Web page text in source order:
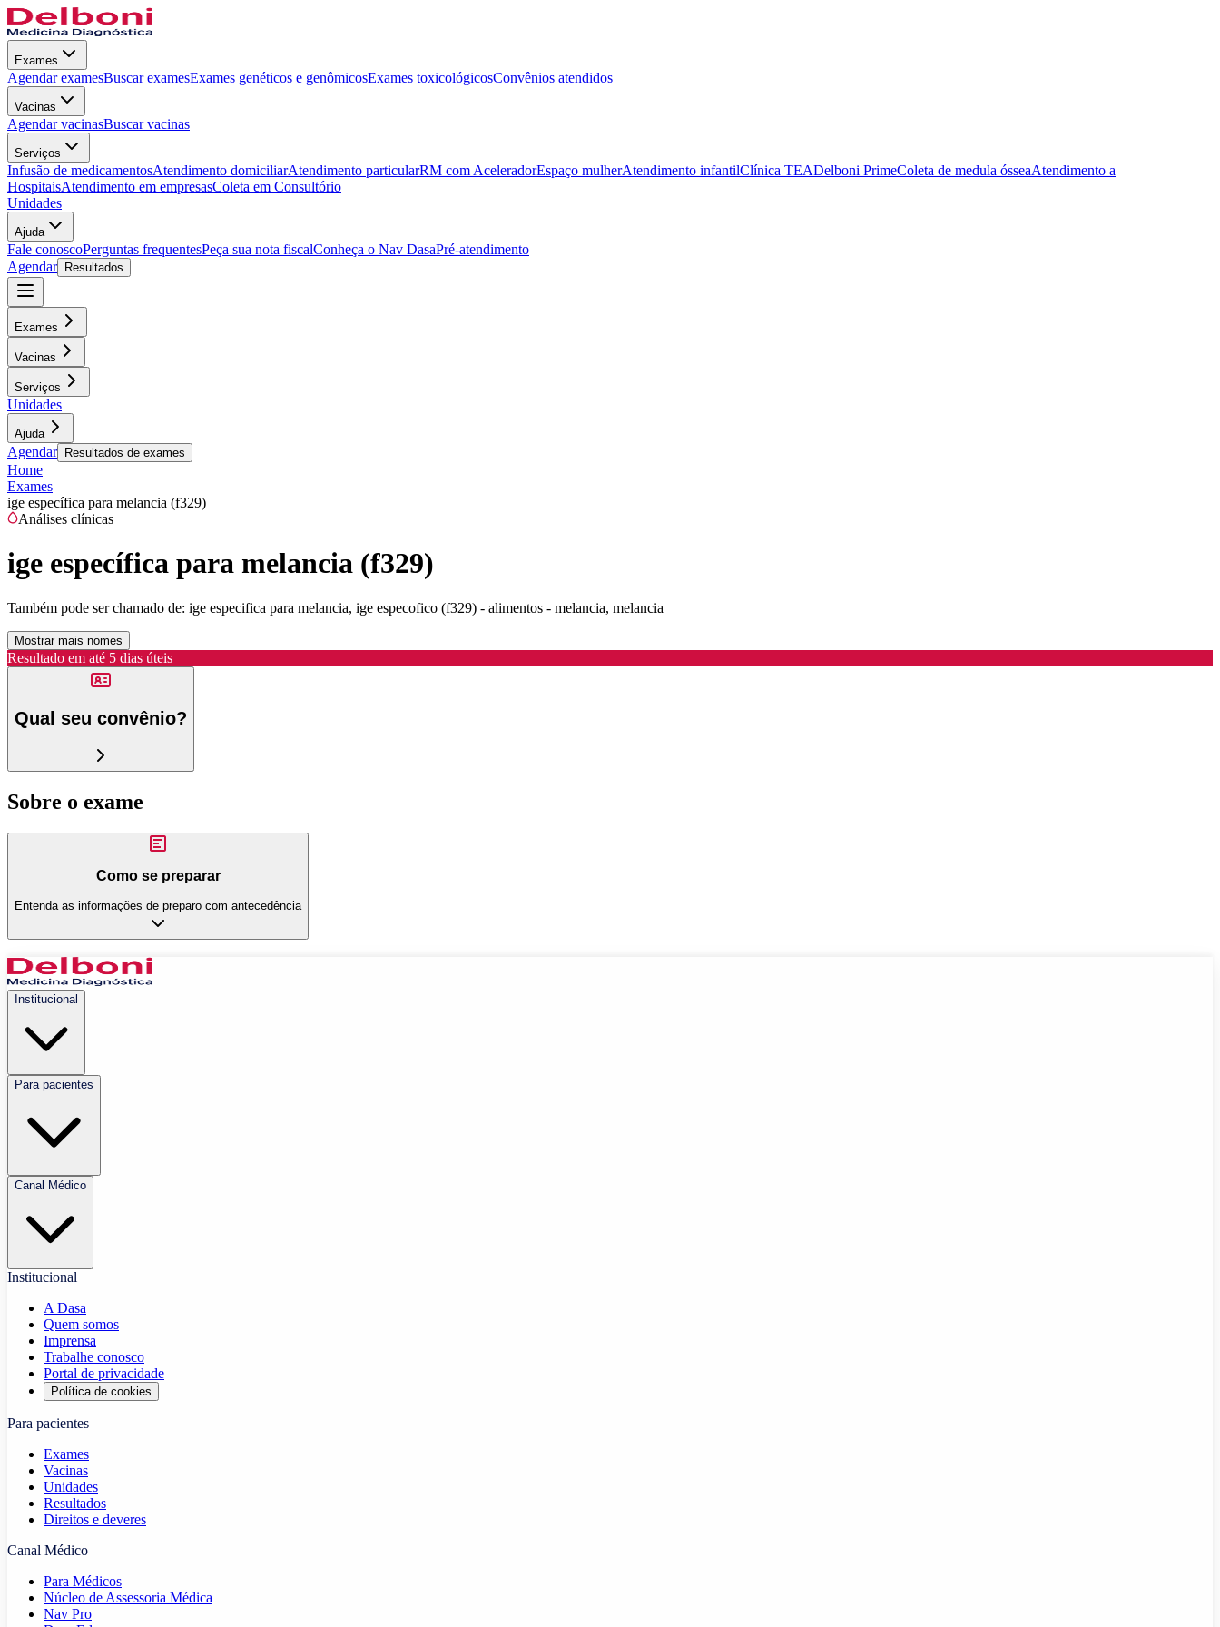
Exames
Agendar examesBuscar examesExames genéticos e genômicosExames toxicológicosConvênios atendidos
Vacinas
Agendar vacinasBuscar vacinas
Serviços
Infusão de medicamentosAtendimento domiciliarAtendimento particularRM com AceleradorEspaço mulherAtendimento infantilClínica TEADelboni PrimeColeta de medula ósseaAtendimento a
HospitaisAtendimento em empresasColeta em Consultório
Unidades
Ajuda
Fale conoscoPerguntas frequentesPeça sua nota fiscalConheça o Nav DasaPré-atendimento
Agendar
Resultados
Exames
Vacinas
Serviços
Unidades
Ajuda
Agendar Resultados de exames
Home
Exames
ige específica para melancia (f329)
Análises clínicas
ige específica para melancia (f329)
Também pode ser chamado de: ige especifica para melancia, ige especofico (f329) - alimentos - melancia, melancia
Mostrar mais nomes
Resultado em até 5 dias úteis
Qual seu convênio?
Sobre o exame
Como se preparar
Entenda as informações de preparo com antecedência
Institucional
Para pacientes
Canal Médico
Institucional
A Dasa
Quem somos
Imprensa
Trabalhe conosco
Portal de privacidade
Política de cookies
Para pacientes
Exames
Vacinas
Unidades
Resultados
Direitos e deveres
Canal Médico
Para Médicos
Núcleo de Assessoria Médica
Nav Pro